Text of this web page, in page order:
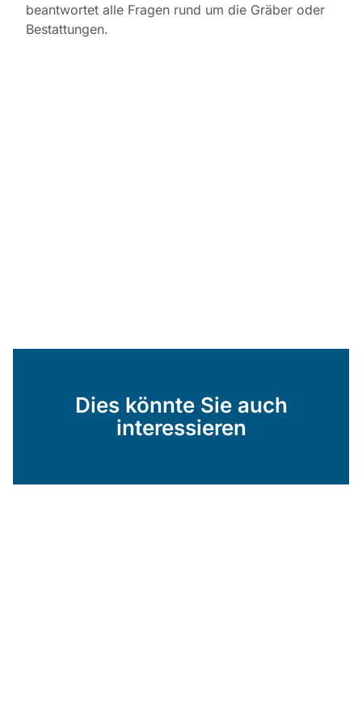
beantwortet alle Fragen rund um die Gräber oder
Bestattungen.
Dies könnte Sie auch
interessieren